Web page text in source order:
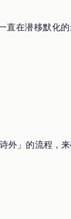
直在潜移默化
外」的流程，